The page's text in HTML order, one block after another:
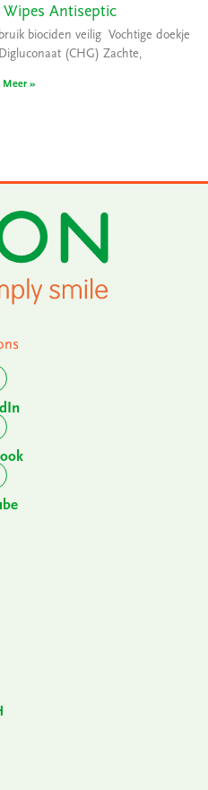
Antiseptic
biociden veilig Vochtige doekje
(CHG) Zachte,
Meer »